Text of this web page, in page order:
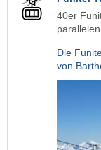
40er
Die
von